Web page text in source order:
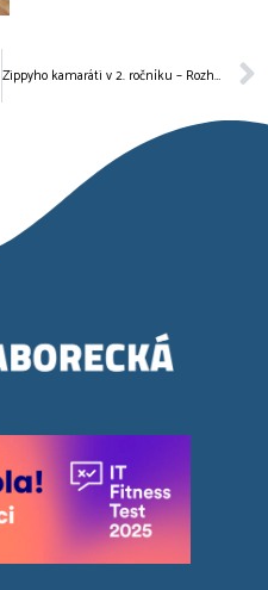
Zippyho kamaráti v 2. ročníku – Rozhovory o lúčení a priateľstve